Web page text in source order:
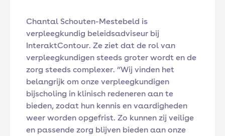
Chantal Schouten-Mestebeld is
verpleegkundig beleidsadviseur bij
InteraktContour. Ze ziet dat de rol van
verpleegkundigen steeds groter wordt en de
zorg steeds complexer. “Wij vinden het
belangrijk om onze verpleegkundigen
bijscholing in klinisch redeneren aan te
bieden, zodat hun kennis en vaardigheden
weer worden opgefrist. Zo kunnen zij veilige
en passende zorg blijven bieden aan onze